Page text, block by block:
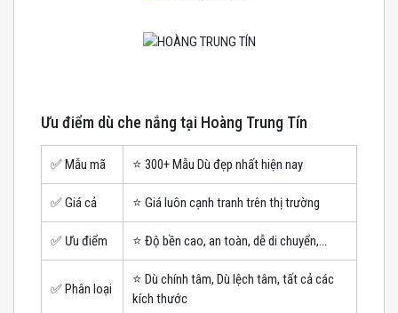
Ưu điểm dù che nắng tại Hoàng Trung Tín
✅ Mẫu mã ⭐️ 300+ Mẫu Dù đẹp nhất hiện nay
✅ Giá cả ⭐️ Giá luôn cạnh tranh trên thị trường
✅ Ưu điểm ⭐️ Độ bền cao, an toàn, dễ di chuyển,...
✅ Phân loại
⭐️ Dù chính tâm, Dù lệch tâm, tất cả các
kích thước